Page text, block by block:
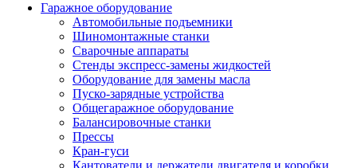
Гаражное оборудование
Автомобильные подъемники
Шиномонтажные станки
Сварочные аппараты
Стенды экспресс-замены жидкостей
Оборудование для замены масла
Пуско-зарядные устройства
Общегаражное оборудование
Балансировочные станки
Прессы
Кран-гуси
Кантователи и держатели двигателя и коробки